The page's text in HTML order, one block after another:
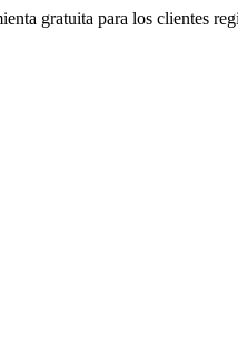
gratuita para los clientes